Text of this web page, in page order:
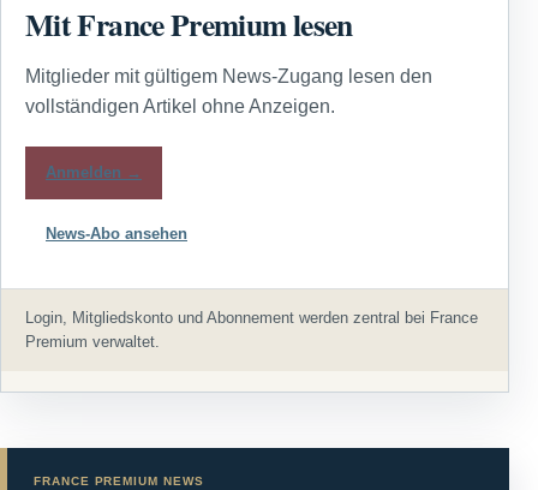
Mit France Premium lesen
Mitglieder mit gültigem News-Zugang lesen den
vollständigen Artikel ohne Anzeigen.
Anmelden →
News-Abo ansehen
Login, Mitgliedskonto und Abonnement werden zentral bei France
Premium verwaltet.
FRANCE PREMIUM NEWS